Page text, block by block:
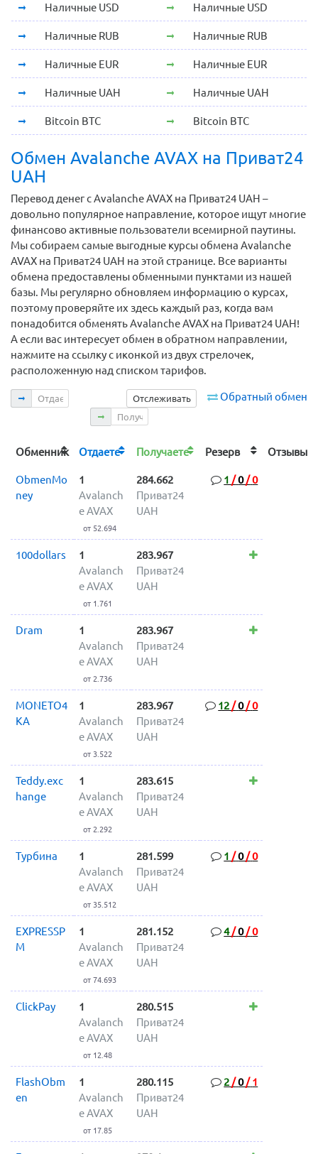
Наличные USD Наличные USD
Наличные RUB Наличные RUB
Наличные EUR Наличные EUR
Наличные UAH Наличные UAH
Bitcoin BTC Bitcoin BTC
Обмен Avalanche AVAX на Приват24
UAH
Перевод денег с Avalanche AVAX на Приват24 UAH –
довольно популярное направление, которое ищут многие
финансово активные пользователи всемирной паутины.
Мы собираем самые выгодные курсы обмена Avalanche
AVAX на Приват24 UAH на этой странице. Все варианты
обмена предоставлены обменными пунктами из нашей
базы. Мы регулярно обновляем информацию о курсах,
поэтому проверяйте их здесь каждый раз, когда вам
понадобится обменять Avalanche AVAX на Приват24 UAH!
А если вас интересует обмен в обратном направлении,
нажмите на ссылку с иконкой из двух стрелочек,
расположенную над списком тарифов.
Обратный обмен
Отслеживать
Отдаете
Получаете
Обменник Отдаете Получаете Резерв
ObmenMo
ney
1
Avalanch
e AVAX
от 52.694
284.662
Приват24
UAH
1 /0/0
100dollars
1
Avalanch
e AVAX
от 1.761
283.967
Приват24
UAH
Dram
1
Avalanch
e AVAX
от 2.736
283.967
Приват24
UAH
MONETO4
KA
1
Avalanch
e AVAX
от 3.522
283.967
Приват24
UAH
12 /0/0
Teddy.exc
hange
1
Avalanch
e AVAX
от 2.292
283.615
Приват24
UAH
Турбина
1
Avalanch
e AVAX
от 35.512
281.599
Приват24
UAH
1 /0/0
EXPRESSP
M
1
Avalanch
e AVAX
от 74.693
281.152
Приват24
UAH
4/0/0
ClickPay
1
Avalanch
e AVAX
от 12.48
280.515
Приват24
UAH
FlashObm
en
1
Avalanch
e AVAX
от 17.85
280.115
Приват24
UAH
2 /0/ 1